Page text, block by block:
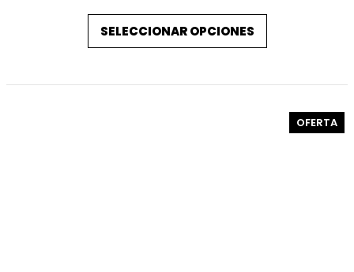
SELECCIONAR OPCIONES
OFERTA
EN